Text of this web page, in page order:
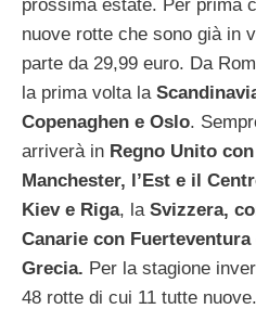
prossima estate. Per prima
nuove rotte che sono già in
parte da 29,99 euro. Da
la prima volta la
Copenaghen e Oslo.
arriverà in Regno Unito
Manchester, l’Est e il
Kiev e Riga, la Svizzera,
Canarie con Fuerteventura
Grecia. Per la stagione
48 rotte di cui 11 tutte